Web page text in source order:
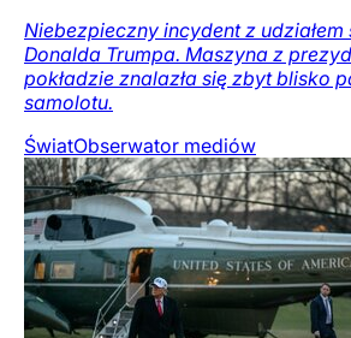
Niebezpieczny incydent z udziałem
Donalda Trumpa. Maszyna z
pokładzie znalazła się zbyt blisko
samolotu.
ŚwiatObserwator mediów